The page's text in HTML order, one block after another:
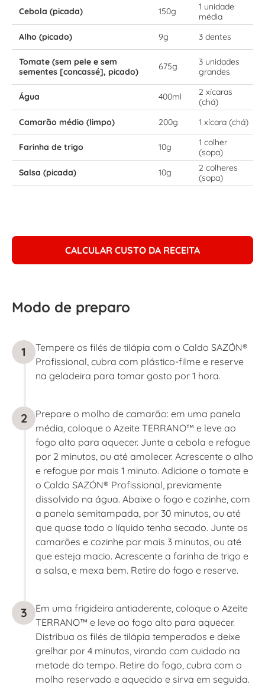
Cebola (picada) 150g
1 unidade
média
Alho (picado)
9g 3 dentes
Tomate (sem pele e sem
sementes [concassé], picado)
675g
3 unidades
grandes
Água 400ml
2 xícaras
(chá)
Camarão médio (limpo)
200g 1 xícara (chá)
Farinha de trigo 10g
1 colher
(sopa)
Salsa (picada)
10g
2 colheres
(sopa)
CALCULAR CUSTO DA RECEITA
Modo de preparo
1
Tempere os filés de tilápia com o Caldo SAZÓN®
Profissional, cubra com plástico-filme e reserve
na geladeira para tomar gosto por 1 hora.
2
Prepare o molho de camarão: em uma panela
média, coloque o Azeite TERRANO™ e leve ao
fogo alto para aquecer. Junte a cebola e refogue
por 2 minutos, ou até amolecer. Acrescente o alho
e refogue por mais 1 minuto. Adicione o tomate e
o Caldo SAZÓN® Profissional, previamente
dissolvido na água. Abaixe o fogo e cozinhe, com
a panela semitampada, por 30 minutos, ou até
que quase todo o líquido tenha secado. Junte os
camarões e cozinhe por mais 3 minutos, ou até
que esteja macio. Acrescente a farinha de trigo e
a salsa, e mexa bem. Retire do fogo e reserve.
3
Em uma frigideira antiaderente, coloque o Azeite
TERRANO™ e leve ao fogo alto para aquecer.
Distribua os filés de tilápia temperados e deixe
grelhar por 4 minutos, virando com cuidado na
metade do tempo. Retire do fogo, cubra com o
molho reservado e aquecido e sirva em seguida.